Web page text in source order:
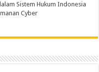
Sistem Hukum Indonesia
Cyber